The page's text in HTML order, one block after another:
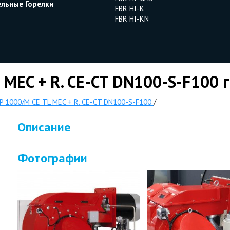
Горелки
FBR HI-K
FBR HI-KN
+ R. CE-CT DN100-S-F100
1000/M CE TL MEC + R. CE-CT DN100-S-F100 /
Описание
Фотографии